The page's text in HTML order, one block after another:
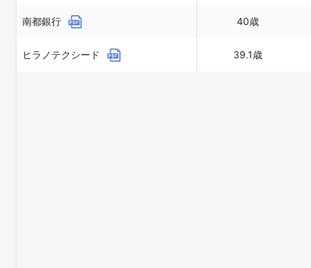
南都銀行 40歳
ヒラノテクシード 39.1歳